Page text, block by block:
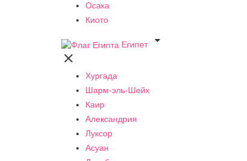
Осака
Киото
Египет


Хургада
Шарм-эль-Шейх
Каир
Александрия
Луксор
Асуан